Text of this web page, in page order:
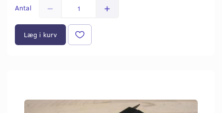
Antal
Læg i kurv